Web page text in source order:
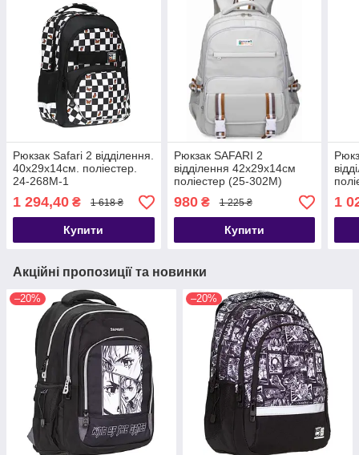
Рюкзак Safari 2 відділення.
40x29x14см. поліестер.
24-268M-1
1 294,40 ₴ 1 618 ₴
Купити
Рюкзак SAFARI 2
відділення 42x29x14см
поліестер (25-302M)
980₴ 1 225 ₴
Купити
1
Акційні пропозиції та новинки
–20% –20%